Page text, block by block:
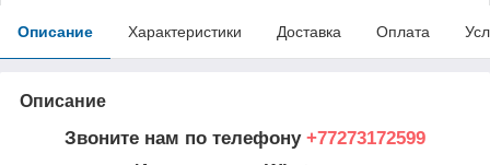
Описание Характеристики Доставка Оплата
Описание
Звоните нам по телефону +77273172599